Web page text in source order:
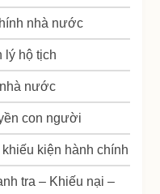
nhà nước
lý hộ tịch
nước
con người
kiện hành chính
tra – Khiếu nại –